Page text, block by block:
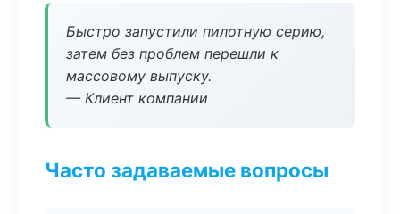
Быстро запустили пилотную серию,
затем без проблем перешли к
массовому выпуску.
— Клиент компании
Часто задаваемые вопросы